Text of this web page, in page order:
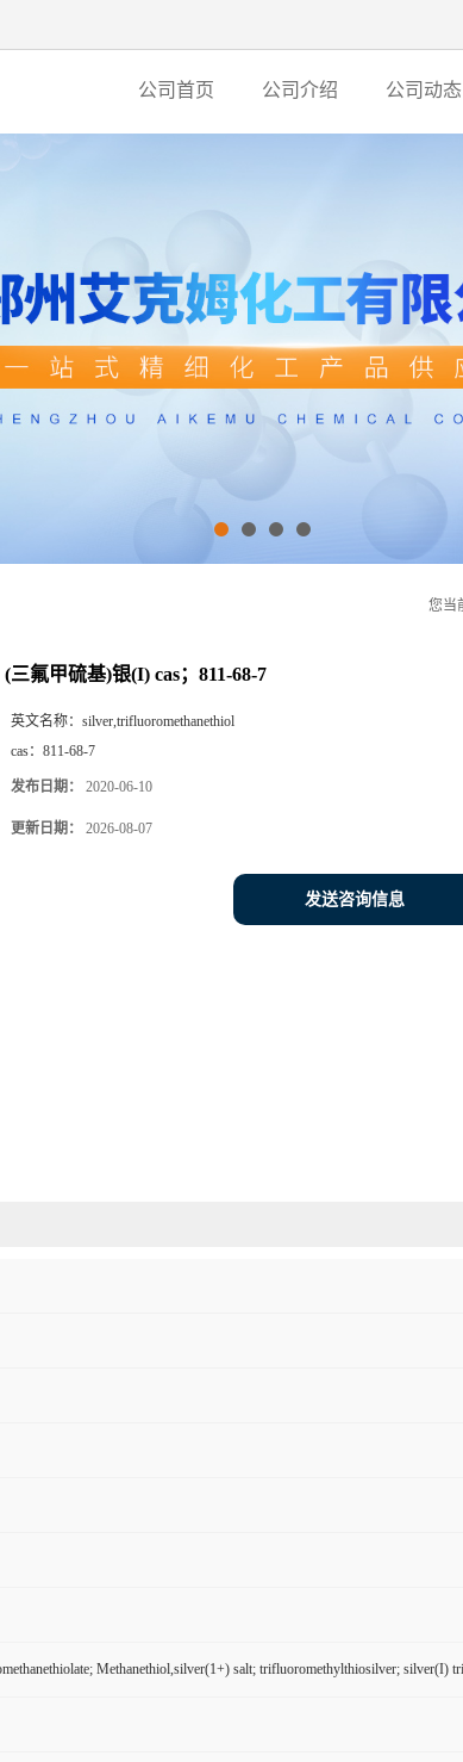
公司首页 公司介绍 公司动态
您当
(三氟甲硫基)银(I) cas；811-68-7
英文名称： silver,trifluoromethanethiol
cas： 811-68-7
发布日期： 2020-06-10
更新日期： 2026-08-07
发送咨询信息
Methanethiol,silver(1+) salt; trifluoromethylthiosilver; silver(I)